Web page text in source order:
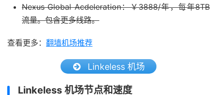
Nexus Global Acdeleration：￥3888/年，每年8TB
流量。包含更多线路。
查看更多： 翻墙机场推荐
Linkeless 机场
Linkeless 机场节点和速度